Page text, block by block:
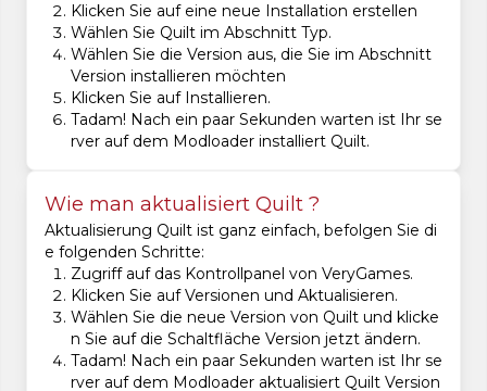
Klicken Sie auf eine neue Installation erstellen
Wählen Sie Quilt im Abschnitt Typ.
Wählen Sie die Version aus, die Sie im Abschnitt
Version installieren möchten
Klicken Sie auf Installieren.
Tadam! Nach ein paar Sekunden warten ist Ihr se
rver auf dem Modloader installiert Quilt.
Wie man aktualisiert Quilt ?
Aktualisierung Quilt ist ganz einfach, befolgen Sie di
e folgenden Schritte:
Zugriff auf das Kontrollpanel von VeryGames.
Klicken Sie auf Versionen und Aktualisieren.
Wählen Sie die neue Version von Quilt und klicke
n Sie auf die Schaltfläche Version jetzt ändern.
Tadam! Nach ein paar Sekunden warten ist Ihr se
rver auf dem Modloader aktualisiert Quilt Version